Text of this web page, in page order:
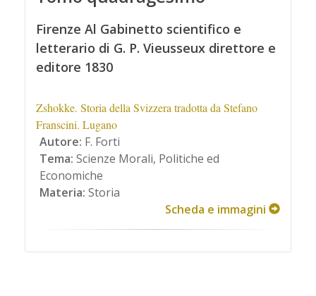
Firenze Al Gabinetto scientifico e
letterario di G. P. Vieusseux direttore e
editore 1830
Zshokke. Storia della Svizzera tradotta da Stefano
Franscini. Lugano
Autore: F. Forti
Tema: Scienze Morali, Politiche ed
Economiche
Materia: Storia
Scheda e immagini